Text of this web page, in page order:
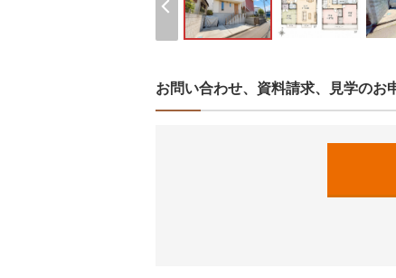
お問い合わせ、資料請求、見学のお